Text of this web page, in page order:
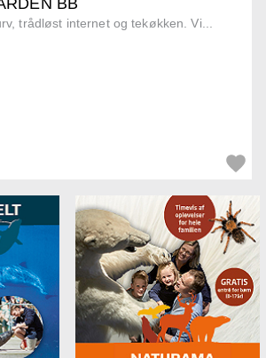
BB
trådløst internet og tekøkken. Vi...